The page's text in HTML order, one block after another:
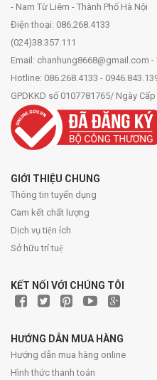
- Nam Từ Liêm - Thành Phố Hà Nội
Điện thoại: 086.268.4133
(024)38.357.111
Email: chanhung8668@gmail.com
Hotline: 086.268.4133 -
GPDKKD số 0107781765/ Ngày
GIỚI THIỆU CHUNG
Thông tin tuyển dụng
Cam kết chất lượng
Dịch vụ tiện ích
Sở hữu trí tuệ
KẾT NỐI VỚI CHÚNG TÔI
HƯỚNG DẪN MUA HÀNG
Hướng dẫn mua hàng online
Hình thức thanh toán